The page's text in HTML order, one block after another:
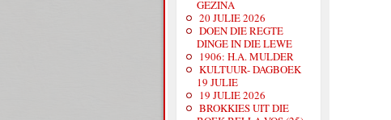
GEZINA
20 JULIE 2026
DOEN DIE REGTE
DINGE IN DIE LEWE
1906: H.A. MULDER
KULTUUR- DAGBOEK
19 JULIE
19 JULIE 2026
BROKKIES UIT DIE